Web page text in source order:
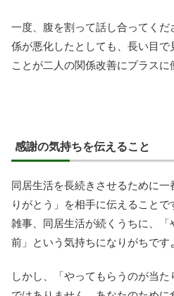
一度、腹を割って話し合ってく
係が悪化したとしても、長い目で
ことが二人の関係改善にプラスに
感謝の気持ちを伝えること
同居生活を長続きさせるために
りがとう」を相手に伝えること
雑事、同居生活が続くうちに、「
前」という気持ちになりがちです
しかし、「やってもらうのが当